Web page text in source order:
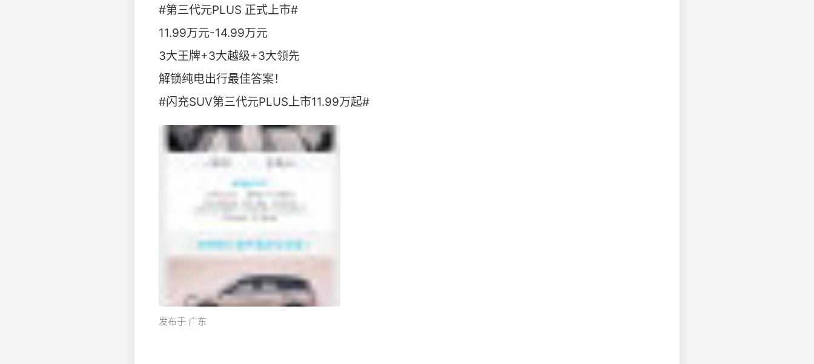
#第三代元PLUS 正式上市#
11.99万元-14.99万元
3大王牌+3大越级+3大领先
解锁纯电出行最佳答案！
#闪充SUV第三代元PLUS上市11.99万起# ​
发布于 广东